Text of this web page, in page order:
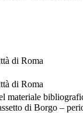
di Roma
di Roma
di Borgo –